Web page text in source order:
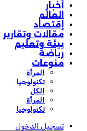
أخبار
العالم
إقتصاد
مقالات وتقارير
بيئة وتعليم
رياضة
منوعات
المرأة
تكنولوجيا
الكل
المرأة
تكنولوجيا
تسجيل الدخول